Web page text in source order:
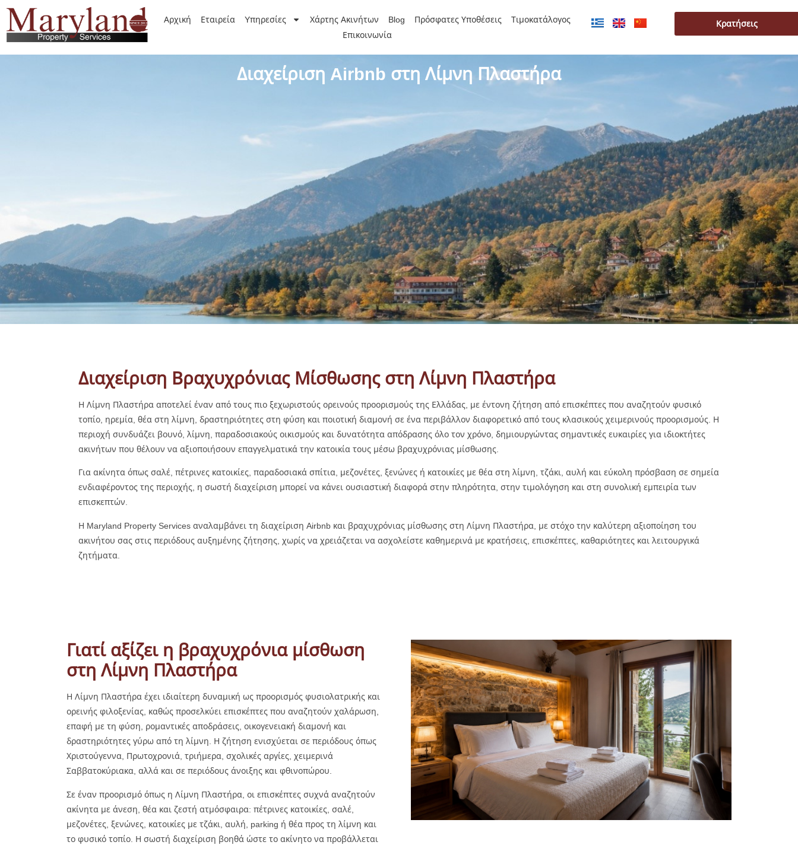
Αρχική Εταιρεία Yπηρεσίες Χάρτης Ακινήτων Blog Πρόσφατες Υποθέσεις
Τιμοκατάλογος
Επικοινωνία
Κρατήσεις
Διαχείριση Airbnb στη Λίμνη Πλαστήρα
Διαχείριση Βραχυχρόνιας Μίσθωσης στη Λίμνη Πλαστήρα
Η Λίμνη Πλαστήρα αποτελεί έναν από τους πιο ξεχωριστούς ορεινούς προορισμούς της Ελλάδας, με έντονη ζήτηση από επισκέπτες που αναζητούν φυσικό
τοπίο, ηρεμία, θέα στη λίμνη, δραστηριότητες στη φύση και ποιοτική διαμονή σε ένα περιβάλλον διαφορετικό από τους κλασικούς χειμερινούς προορισμούς. Η
περιοχή συνδυάζει βουνό, λίμνη, παραδοσιακούς οικισμούς και δυνατότητα απόδρασης όλο τον χρόνο, δημιουργώντας σημαντικές ευκαιρίες για ιδιοκτήτες
ακινήτων που θέλουν να αξιοποιήσουν επαγγελματικά την κατοικία τους μέσω βραχυχρόνιας μίσθωσης.
Για ακίνητα όπως σαλέ, πέτρινες κατοικίες, παραδοσιακά σπίτια, μεζονέτες, ξενώνες ή κατοικίες με θέα στη λίμνη, τζάκι, αυλή και εύκολη πρόσβαση σε σημεία
ενδιαφέροντος της περιοχής, η σωστή διαχείριση μπορεί να κάνει ουσιαστική διαφορά στην πληρότητα, στην τιμολόγηση και στη συνολική εμπειρία των
επισκεπτών.
Η Maryland Property Services αναλαμβάνει τη διαχείριση Airbnb και βραχυχρόνιας μίσθωσης στη Λίμνη Πλαστήρα, με στόχο την καλύτερη αξιοποίηση του
ακινήτου σας στις περιόδους αυξημένης ζήτησης, χωρίς να χρειάζεται να ασχολείστε καθημερινά με κρατήσεις, επισκέπτες, καθαριότητες και λειτουργικά
ζητήματα.
Γιατί αξίζει η βραχυχρόνια μίσθωση
στη Λίμνη Πλαστήρα
Η Λίμνη Πλαστήρα έχει ιδιαίτερη δυναμική ως προορισμός φυσιολατρικής και
ορεινής φιλοξενίας, καθώς προσελκύει επισκέπτες που αναζητούν χαλάρωση,
επαφή με τη φύση, ρομαντικές αποδράσεις, οικογενειακή διαμονή και
δραστηριότητες γύρω από τη λίμνη. Η ζήτηση ενισχύεται σε περιόδους όπως
Χριστούγεννα, Πρωτοχρονιά, τριήμερα, σχολικές αργίες, χειμερινά
Σαββατοκύριακα, αλλά και σε περιόδους άνοιξης και φθινοπώρου.
Σε έναν προορισμό όπως η Λίμνη Πλαστήρα, οι επισκέπτες συχνά αναζητούν
ακίνητα με άνεση, θέα και ζεστή ατμόσφαιρα: πέτρινες κατοικίες, σαλέ,
μεζονέτες, ξενώνες, κατοικίες με τζάκι, αυλή, parking ή θέα προς τη λίμνη και
το φυσικό τοπίο. Η σωστή διαχείριση βοηθά ώστε το ακίνητο να προβάλλεται